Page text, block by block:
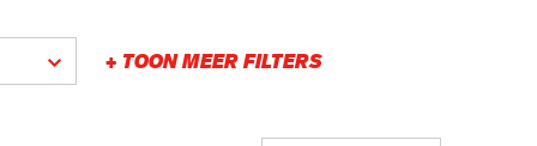
+ TOON MEER FILTERS